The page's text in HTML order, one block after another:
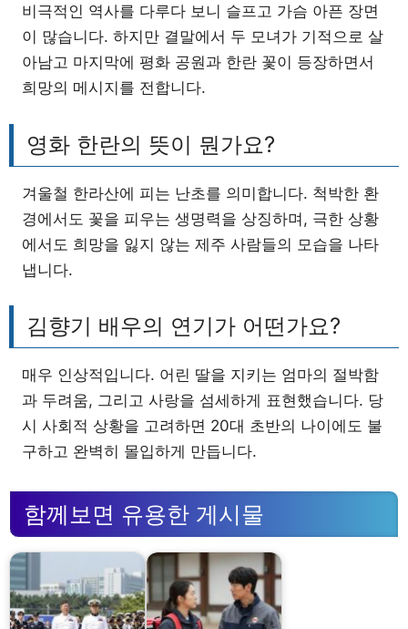
비극적인 역사를 다루다 보니 슬프고 가슴 아픈 장면
이 많습니다. 하지만 결말에서 두 모녀가 기적으로 살
아남고 마지막에 평화 공원과 한란 꽃이 등장하면서
희망의 메시지를 전합니다.
영화 한란의 뜻이 뭔가요?
겨울철 한라산에 피는 난초를 의미합니다. 척박한 환
경에서도 꽃을 피우는 생명력을 상징하며, 극한 상황
에서도 희망을 잃지 않는 제주 사람들의 모습을 나타
냅니다.
김향기 배우의 연기가 어떤가요?
매우 인상적입니다. 어린 딸을 지키는 엄마의 절박함
과 두려움, 그리고 사랑을 섬세하게 표현했습니다. 당
시 사회적 상황을 고려하면 20대 초반의 나이에도 불
구하고 완벽히 몰입하게 만듭니다.
함께보면 유용한 게시물